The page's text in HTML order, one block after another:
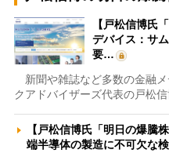
【戸松信博氏
デバイス：サ
要…
新聞や雑誌など多数の金融
クアドバイザーズ代表の戸松
【戸松信博氏「明日の爆騰
端半導体の製造に不可欠な